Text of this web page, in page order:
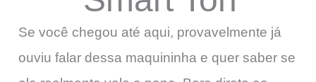
Se você chegou até aqui, provavelmente já
ouviu falar dessa maquininha e quer saber se